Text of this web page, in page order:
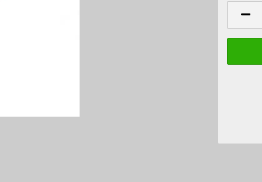
Stück